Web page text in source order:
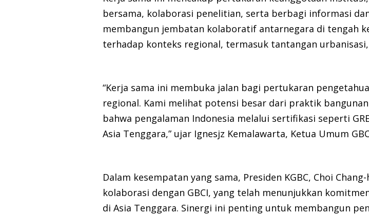
bersama, kolaborasi penelitian, serta berbagi informasi
membangun jembatan kolaboratif antarnegara di tengah
terhadap konteks regional, termasuk tantangan
“Kerja sama ini membuka jalan bagi pertukaran
regional. Kami melihat potensi besar dari praktik
bahwa pengalaman Indonesia melalui sertifikasi seperti
Asia Tenggara,” ujar Ignesjz Kemalawarta, Ketua Umum
Dalam kesempatan yang sama, Presiden KGBC, Choi
kolaborasi dengan GBCI, yang telah menunjukkan
di Asia Tenggara. Sinergi ini penting untuk membangun